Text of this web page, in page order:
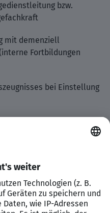
bzw.
mit demenziell
Fortbildungen
bei Einstellung
identifizierst du dich
und gestaltest diesen
BAT-KF (9d), je nach